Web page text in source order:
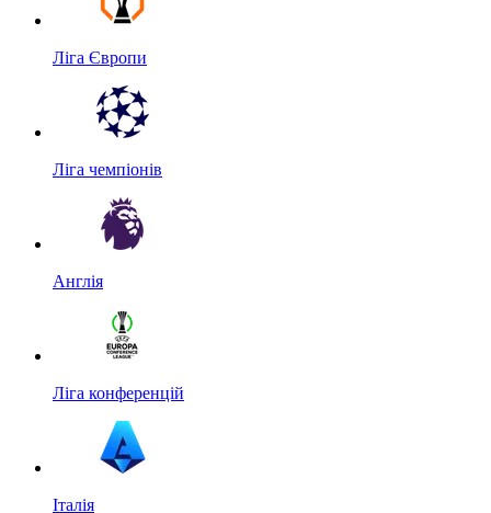
Ліга Європи
Ліга чемпіонів
Англія
Ліга конференцій
Італія